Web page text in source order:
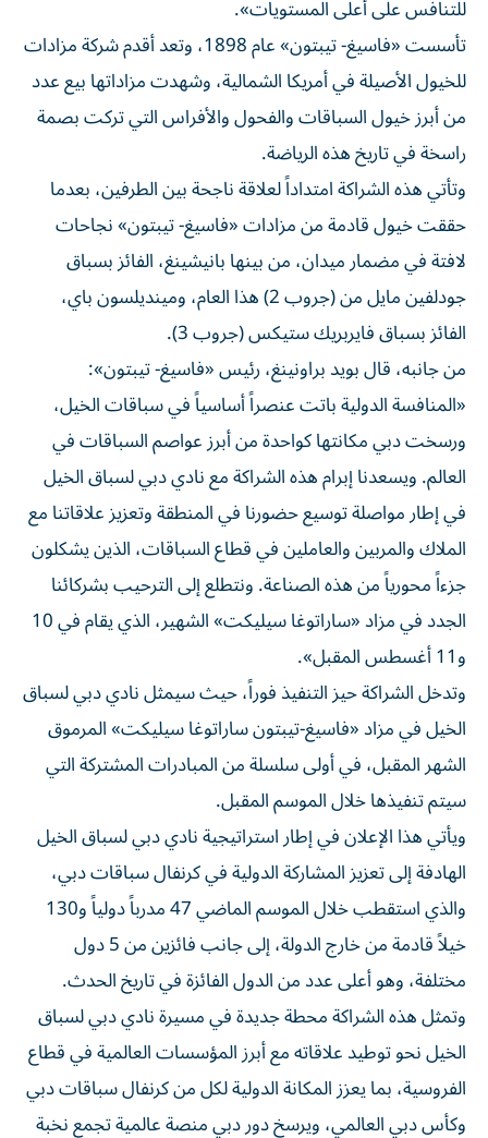
للتنافس على أعلى المستويات».
تأسست «فاسيغ- تيبتون» عام 1898، وتعد أقدم شركة مزادات
للخيول الأصيلة في أمريكا الشمالية، وشهدت مزاداتها بيع عدد
من أبرز خيول السباقات والفحول والأفراس التي تركت بصمة
راسخة في تاريخ هذه الرياضة.
وتأتي هذه الشراكة امتداداً لعلاقة ناجحة بين الطرفين، بعدما
حققت خيول قادمة من مزادات «فاسيغ- تيبتون» نجاحات
لافتة في مضمار ميدان، من بينها بانيشينغ، الفائز بسباق
جودلفين مايل من (جروب 2) هذا العام، ومينديلسون باي،
الفائز بسباق فايربريك ستيكس (جروب 3).
من جانبه، قال بويد براونينغ، رئيس «فاسيغ- تيبتون»:
«المنافسة الدولية باتت عنصراً أساسياً في سباقات الخيل،
ورسخت دبي مكانتها كواحدة من أبرز عواصم السباقات في
العالم. ويسعدنا إبرام هذه الشراكة مع نادي دبي لسباق الخيل
في إطار مواصلة توسيع حضورنا في المنطقة وتعزيز علاقاتنا مع
الملاك والمربين والعاملين في قطاع السباقات، الذين يشكلون
جزءاً محورياً من هذه الصناعة. ونتطلع إلى الترحيب بشركائنا
الجدد في مزاد «ساراتوغا سيليكت» الشهير، الذي يقام في 10
و11 أغسطس المقبل».
وتدخل الشراكة حيز التنفيذ فوراً، حيث سيمثل نادي دبي لسباق
الخيل في مزاد «فاسيغ-تيبتون ساراتوغا سيليكت» المرموق
الشهر المقبل، في أولى سلسلة من المبادرات المشتركة التي
سيتم تنفيذها خلال الموسم المقبل.
ويأتي هذا الإعلان في إطار استراتيجية نادي دبي لسباق الخيل
الهادفة إلى تعزيز المشاركة الدولية في كرنفال سباقات دبي،
والذي استقطب خلال الموسم الماضي 47 مدرباً دولياً و130
خيلاً قادمة من خارج الدولة، إلى جانب فائزين من 5 دول
مختلفة، وهو أعلى عدد من الدول الفائزة في تاريخ الحدث.
وتمثل هذه الشراكة محطة جديدة في مسيرة نادي دبي لسباق
الخيل نحو توطيد علاقاته مع أبرز المؤسسات العالمية في قطاع
الفروسية، بما يعزز المكانة الدولية لكل من كرنفال سباقات دبي
وكأس دبي العالمي، ويرسخ دور دبي منصة عالمية تجمع نخبة